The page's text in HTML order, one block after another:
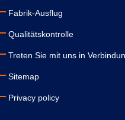
Fabrik-Ausflug
Qualitätskontrolle
Treten Sie mit uns in
Sitemap
Privacy policy